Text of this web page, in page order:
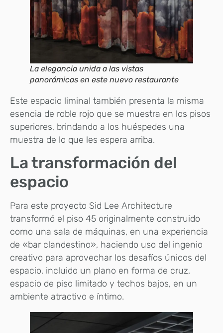
La elegancia unida a las vistas
panorámicas en este nuevo restaurante
Este espacio liminal también presenta la misma
esencia de roble rojo que se muestra en los pisos
superiores, brindando a los huéspedes una
muestra de lo que les espera arriba.
La transformación del
espacio
Para este proyecto Sid Lee Architecture
transformó el piso 45 originalmente construido
como una sala de máquinas, en una experiencia
de «bar clandestino», haciendo uso del ingenio
creativo para aprovechar los desafíos únicos del
espacio, incluido un plano en forma de cruz,
espacio de piso limitado y techos bajos, en un
ambiente atractivo e íntimo.